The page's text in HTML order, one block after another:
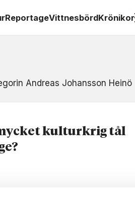
ReportageVittnesbördKrönikor
Andreas Johansson Heinö
kulturkrig tål